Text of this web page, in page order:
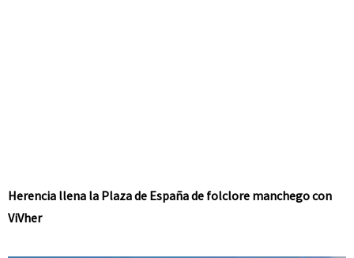
Herencia llena la Plaza de España de folclore manchego con
ViVher